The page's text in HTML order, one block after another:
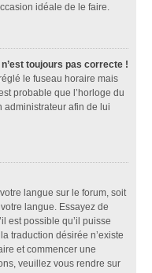
idéale de le faire.
toujours pas correcte !
le fuseau horaire mais
probable que l’horloge du
administrateur afin de lui
langue sur le forum, soit
langue. Essayez de
est possible qu’il puisse
traduction désirée n’existe
et commencer une
veuillez vous rendre sur